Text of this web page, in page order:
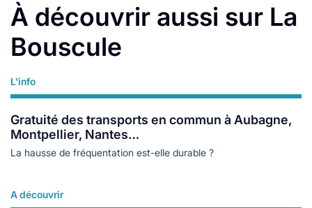
À découvrir aussi sur La
Bouscule
L'info
Gratuité des transports en commun à Aubagne,
Montpellier, Nantes…
La hausse de fréquentation est-elle durable ?
Lire plus
A découvrir
Lire plus